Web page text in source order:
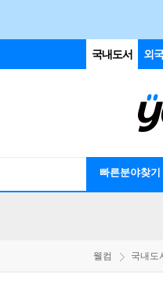
국내도서 외
빠른분야찾기
웰컴 국내도